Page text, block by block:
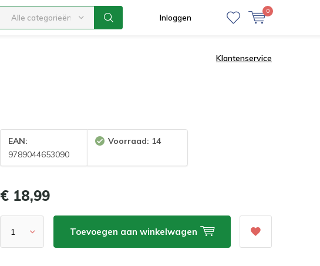
Alle categorieën Inloggen
0
Klantenservice
EAN:
9789044653090
Voorraad: 14
€ 18,99
Toevoegen aan winkelwagen